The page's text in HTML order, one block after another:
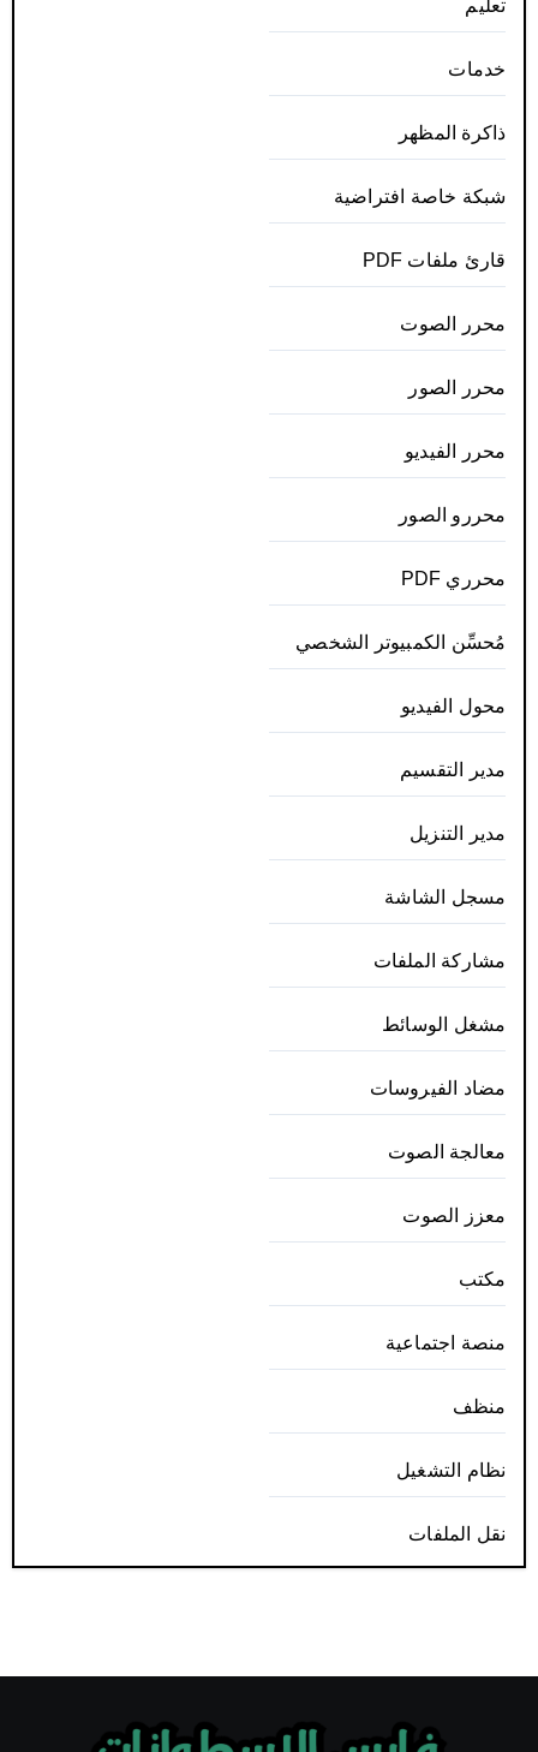
تعليم
خدمات
ذاكرة المظهر
شبكة خاصة افتراضية
قارئ ملفات PDF
محرر الصوت
محرر الصور
محرر الفيديو
محررو الصور
محرري PDF
مُحسِّن الكمبيوتر الشخصي
محول الفيديو
مدير التقسيم
مدير التنزيل
مسجل الشاشة
مشاركة الملفات
مشغل الوسائط
مضاد الفيروسات
معالجة الصوت
معزز الصوت
مكتب
منصة اجتماعية
منظف
نظام التشغيل
نقل الملفات